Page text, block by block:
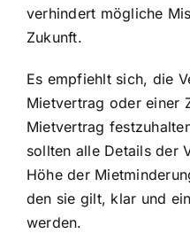
verhindert mögliche
Zukunft.
Es empfiehlt sich, die
Mietvertrag oder einer
Mietvertrag
sollten alle Details der
Höhe der
den sie gilt, klar und
werden.